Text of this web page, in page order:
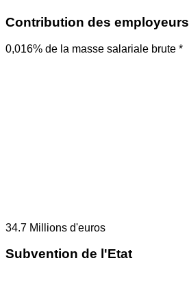
Contribution des employeurs
0,016% de la masse salariale brute *
34.7 Millions d'euros
Subvention de l'Etat